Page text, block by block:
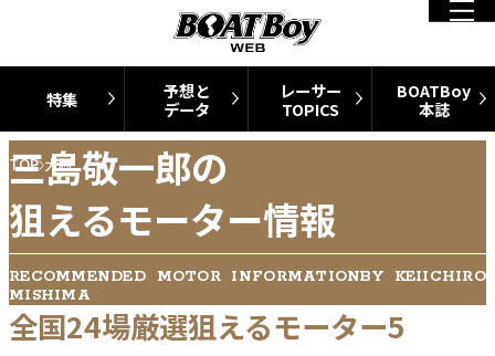
特集
予想と
データ
レーサー
TOPICS
BOATBoy
本誌
TOP 大村
三島敬一郎の
狙えるモーター情報
RECOMMENDED MOTOR INFORMATIONBY KEIICHIRO
MISHIMA
全国24場厳選狙えるモーター5